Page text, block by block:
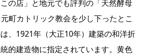
の店」と地元でも評判の「天然酵母
カトリック教会を少し下ったとこ
、1921年（大正10年）建築の和洋折
的建造物に指定されています。黄色